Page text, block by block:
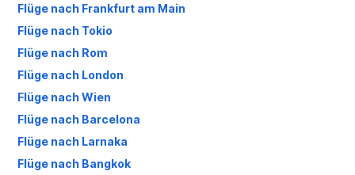
Flüge nach Frankfurt am Main
Flüge nach Tokio
Flüge nach Rom
Flüge nach London
Flüge nach Wien
Flüge nach Barcelona
Flüge nach Larnaka
Flüge nach Bangkok